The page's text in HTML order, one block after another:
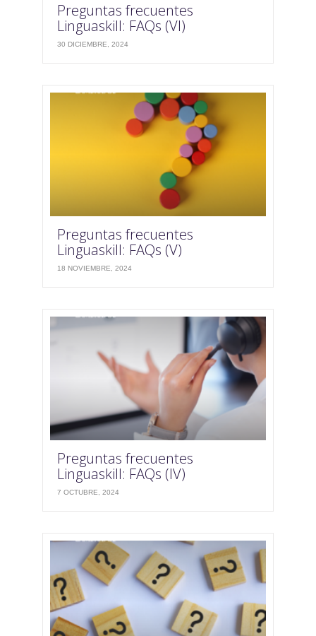
Preguntas frecuentes
Linguaskill: FAQs (VI)
30 DICIEMBRE, 2024
Preguntas frecuentes
Linguaskill: FAQs (V)
18 NOVIEMBRE, 2024
Preguntas frecuentes
Linguaskill: FAQs (IV)
7 OCTUBRE, 2024